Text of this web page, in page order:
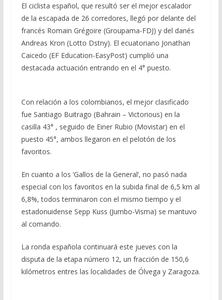
El ciclista español, que resultó ser el mejor escalador
de la escapada de 26 corredores, llegó por delante del
francés Romain Grégoire (Groupama-FDJ) y del danés
Andreas Kron (Lotto Dstny). El ecuatoriano Jonathan
Caicedo (EF Education-EasyPost) cumplió una
destacada actuación entrando en el 4° puesto.
Con relación a los colombianos, el mejor clasificado
fue Santiago Buitrago (Bahrain – Victorious) en la
casilla 43° , seguido de Einer Rubio (Movistar) en el
puesto 45°, ambos llegaron en el pelotón de los
favoritos.
En cuanto a los ‘Gallos de la General‘, no pasó nada
especial con los favoritos en la subida final de 6,5 km al
6,8%, todos terminaron con el mismo tiempo y el
estadonuidense Sepp Kuss (Jumbo-Visma) se mantuvo
al comando.
La ronda española continuará este jueves con la
disputa de la etapa número 12, un fracción de 150,6
kilómetros entres las localidades de Ólvega y Zaragoza.